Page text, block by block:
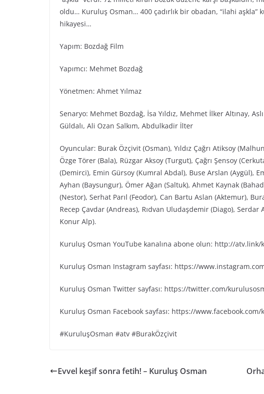
oldu… Kuruluş Osman… 400 çadırlık bir obadan, “ilahi
hikayesi…
Yapım: Bozdağ Film
Yapımcı: Mehmet Bozdağ
Yönetmen: Ahmet Yılmaz
Senaryo: Mehmet Bozdağ, İsa Yıldız, Mehmet İlker Altınay,
Güldalı, Ali Ozan Salkım, Abdulkadir İlter
Oyuncular: Burak Özçivit (Osman), Yıldız Çağrı Atiksoy
Özge Törer (Bala), Rüzgar Aksoy (Turgut), Çağrı Şensoy
(Demirci), Emin Gürsoy (Kumral Abdal), Buse Arslan (Aygül),
Ayhan (Baysungur), Ömer Ağan (Saltuk), Ahmet Kaynak
(Nestor), Serhat Parıl (Feodor), Can Bartu Aslan (Aktemur),
Recep Çavdar (Andreas), Rıdvan Uludaşdemir (Diago),
Konur Alp).
Kuruluş Osman YouTube kanalına abone olun: http://atv.link/
Kuruluş Osman Instagram sayfası: https://
Kuruluş Osman Twitter sayfası: https://twitter.com/
Kuruluş Osman Facebook sayfası: https://
#KuruluşOsman #atv #BurakÖzçivit
Evvel keşif sonra fetih! – Kuruluş Osman